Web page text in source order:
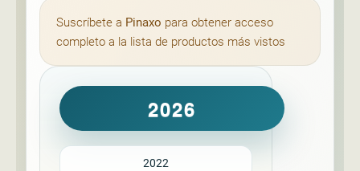
Suscríbete a Pinaxo para obtener acceso
completo a la lista de productos más vistos
2026
2022